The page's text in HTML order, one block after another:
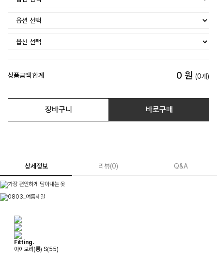
상품금액 합계 0 원 (0개)
장바구니 바로구매
상세정보 리뷰(0) Q&A
Fitting.
아이보리(롱) S(55)